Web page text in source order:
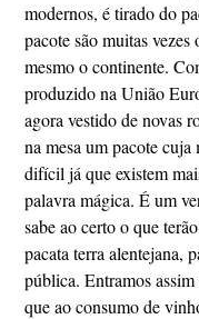
modernos, é tirado do
pacote são muitas
mesmo o continente.
produzido na União
agora vestido de novas
na mesa um pacote
difícil já que existem
palavra mágica. É um
sabe ao certo o que
pacata terra alentejana,
pública. Entramos
que ao consumo de